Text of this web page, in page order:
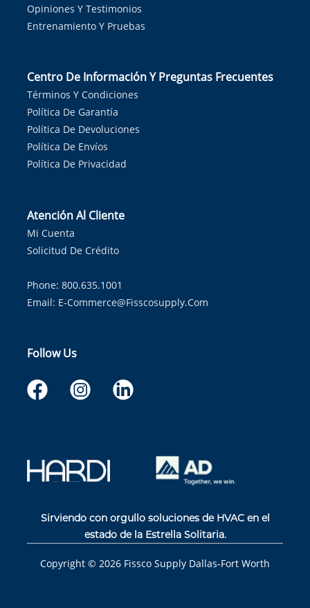
Opiniones Y Testimonios
Entrenamiento Y Pruebas
Centro De Información Y Preguntas Frecuentes
Términos Y Condiciones
Política De Garantía
Política De Devoluciones
Política De Envíos
Política De Privacidad
Atención Al Cliente
Mi Cuenta
Solicitud De Crédito
Phone: 800.635.1001
Email: E-Commerce@fisscosupply.com
Follow Us
Sirviendo con orgullo soluciones de HVAC en el
estado de la Estrella Solitaria.
Copyright © 2026 Fissco Supply Dallas-Fort Worth